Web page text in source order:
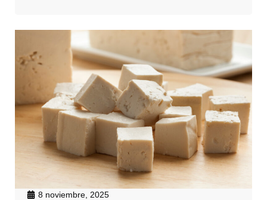
8 noviembre, 2025